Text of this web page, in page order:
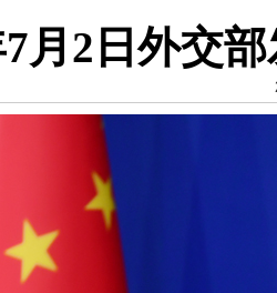
7月2日外交